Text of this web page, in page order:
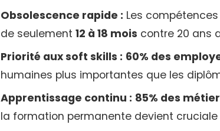
Obsolescence rapide : Les
de seulement 12 à 18 mois contre 20 ans
Priorité aux soft skills : 60% des
humaines plus importantes que les
Apprentissage continu : 85% des
la formation permanente devient cruciale